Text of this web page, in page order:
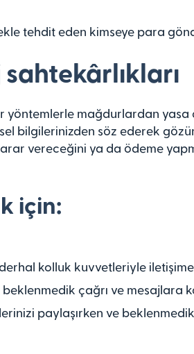
tehdit eden kimseye para
yöntemlerle mağdurlardan yasa
bilgilerinizden söz ederek
vereceğini ya da ödeme
için:
kolluk kuvvetleriyle
beklenmedik çağrı ve mesajlara
paylaşırken ve